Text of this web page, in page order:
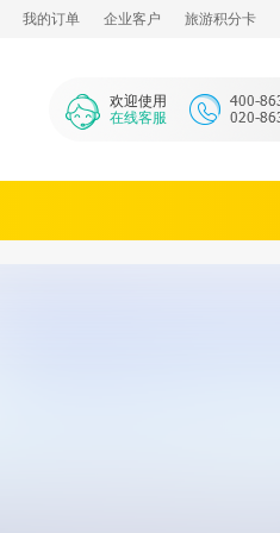
我的订单 企业客户 旅游积分卡
欢迎使用
在线客服